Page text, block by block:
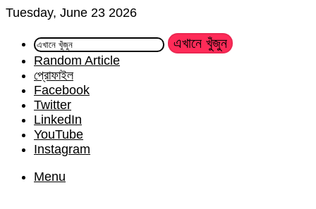
Tuesday, June 23 2026
এখানে খুঁজুন
Random Article
প্রোফাইল
Facebook
Twitter
LinkedIn
YouTube
Instagram
Menu